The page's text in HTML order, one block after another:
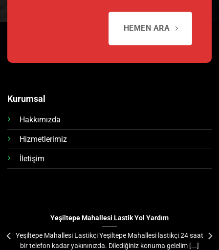
HEMEN ARA
Kurumsal
Hakkımızda
Hizmetlerimiz
İletişim
Yeşiltepe Mahallesi Lastik Yol Yardım
Yeşiltepe Mahallesi Lastikçi Yeşiltepe Mahallesi lastikçi 24 saat
bir telefon kadar yakınınızda. Dilediğiniz konuma gelelim [...]